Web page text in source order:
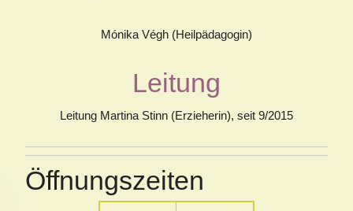
Mónika Végh (Heilpädagogin)
Leitung
Leitung Martina Stinn (Erzieherin), seit 9/2015
Öffnungszeiten